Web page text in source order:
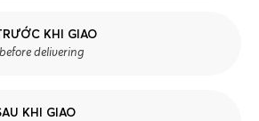
KHI GIAO
delivering
KHI GIAO